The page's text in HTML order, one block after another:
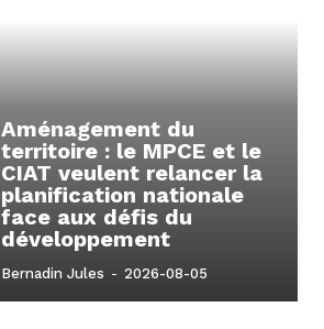
Aménagement du
territoire : le MPCE et le
CIAT veulent relancer la
planification nationale
face aux défis du
développement
Bernadin Jules - 2026-08-05